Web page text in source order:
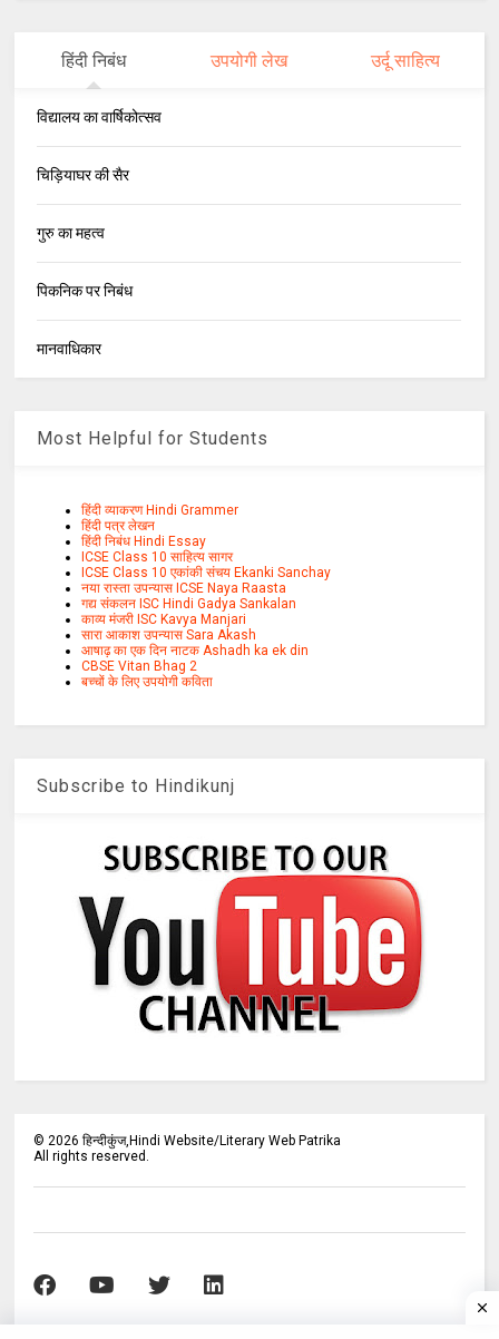
हिंदी निबंध उपयोगी लेख उर्दू साहित्य
विद्यालय का वार्षिकोत्सव
चिड़ियाघर की सैर
गुरु का महत्व
पिकनिक पर निबंध
मानवाधिकार
Most Helpful for Students
हिंदी व्याकरण Hindi Grammer
हिंदी पत्र लेखन
हिंदी निबंध Hindi Essay
ICSE Class 10 साहित्य सागर
ICSE Class 10 एकांकी संचय Ekanki Sanchay
नया रास्ता उपन्यास ICSE Naya Raasta
गद्य संकलन ISC Hindi Gadya Sankalan
काव्य मंजरी ISC Kavya Manjari
सारा आकाश उपन्यास Sara Akash
आषाढ़ का एक दिन नाटक Ashadh ka ek din
CBSE Vitan Bhag 2
बच्चों के लिए उपयोगी कविता
Subscribe to Hindikunj
©2026 हिन्दीकुंज,Hindi Website/Literary Web Patrika
All rights reserved.